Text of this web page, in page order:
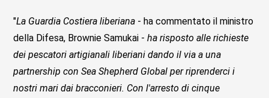
"La Guardia Costiera liberiana - ha commentato il ministro
della Difesa, Brownie Samukai -ha risposto alle richieste
dei pescatori artigianali liberiani dando il via a una
partnership con Sea Shepherd Global per riprenderci i
nostri mari dai bracconieri. Con l'arresto di cinque